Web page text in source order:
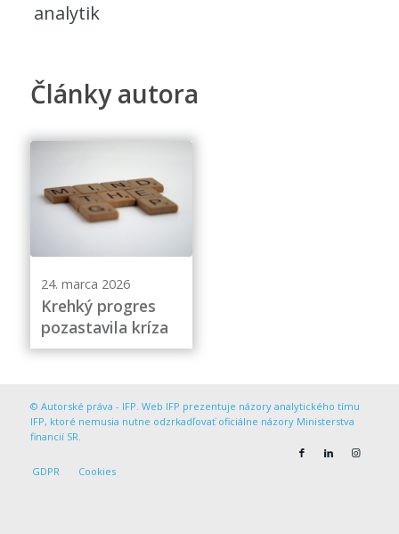
analytik
Články autora
24. marca 2026
Krehký progres
pozastavila kríza
© Autorské práva - IFP. Web IFP prezentuje názory analytického tímu
IFP, ktoré nemusia nutne odzrkadľovať oficiálne názory Ministerstva
financií SR.
GDPR Cookies